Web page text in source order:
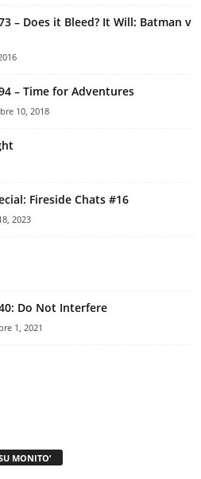
– Does it Bleed? It Will: Batman v
– Time for Adventures
10, 2018
Fireside Chats #16
2023
Do Not Interfere
1, 2021
MONITO’